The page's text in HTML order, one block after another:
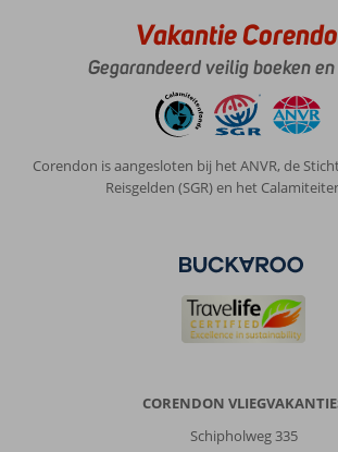
Vakantie
Gegarandeerd veilig boeken
Corendon is aangesloten bij het ANVR, de
Reisgelden (SGR) en het
CORENDON
Schipholweg 335